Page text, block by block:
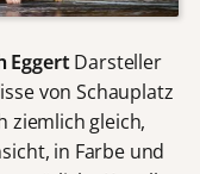
EggertDarsteller
von Schauplatz
ziemlich gleich,
in Farbe und